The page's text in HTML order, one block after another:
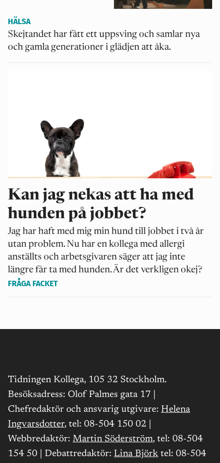
Skejtandet har fått ett uppsving och samlar nya
och gamla generationer i glädjen att åka.
HÄLSA
Kan jag nekas att ha med
hunden på jobbet?
Jag har haft med mig min hund till jobbet i två år
utan problem. Nu har en kollega med allergi
anställts och arbetsgivaren säger att jag inte
längre får ta med hunden. Är det verkligen okej?
FRÅGA FACKET
Tidningen Kollega, 105 32 Stockholm.
Besöksadress: Olof Palmes gata 17 |
Chefredaktör och ansvarig utgivare: Helena
Ingvarsdotter, tel: 08-504 150 02 |
Webbredaktör: Martin Söderström, tel: 08-504
154 50 | Debattredaktör: Lina Björk tel: 08-504